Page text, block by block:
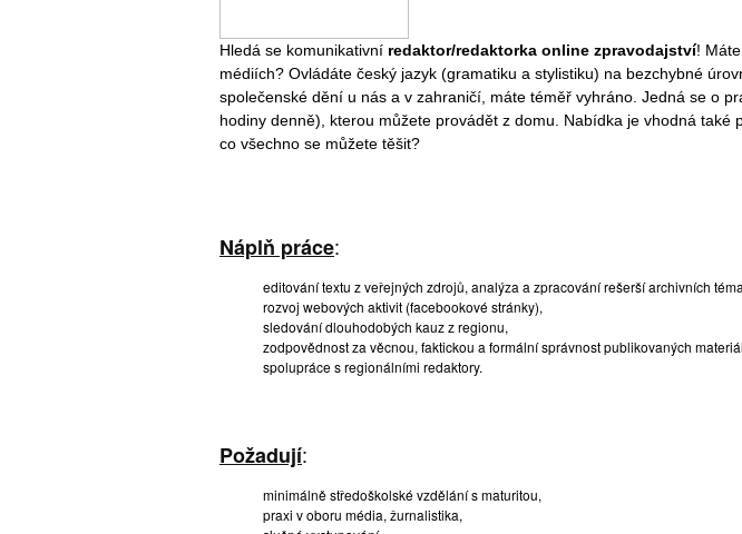
Hledá se komunikativní redaktor/redaktorka online zpravodajství!
médiích? Ovládáte český jazyk (gramatiku a stylistiku) na bezchybné
společenské dění u nás a v zahraničí, máte téměř vyhráno. Jedná se o
hodiny denně), kterou můžete provádět z domu. Nabídka je vhodná také
co všechno se můžete těšit?
Náplň práce:
editování textu z veřejných zdrojů, analýza a zpracování rešerší archivních
rozvoj webových aktivit (facebookové stránky),
sledování dlouhodobých kauz z regionu,
zodpovědnost za věcnou, faktickou a formální správnost publikovaných
spolupráce s regionálními redaktory.
Požadují:
minimálně středoškolské vzdělání s maturitou,
praxi v oboru média, žurnalistika,